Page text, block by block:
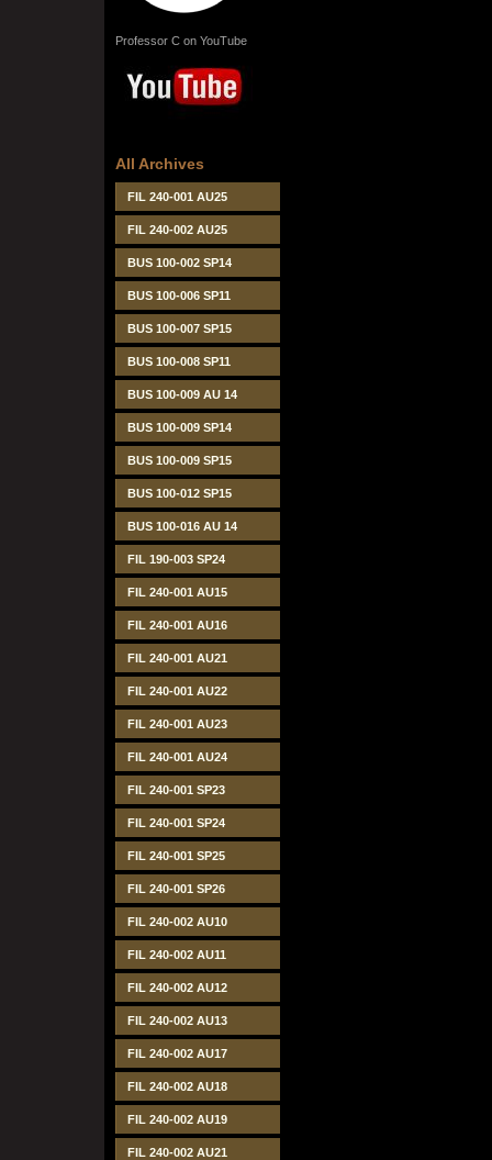
Professor C on YouTube
All Archives
FIL 240-001 AU25
FIL 240-002 AU25
BUS 100-002 SP14
BUS 100-006 SP11
BUS 100-007 SP15
BUS 100-008 SP11
BUS 100-009 AU 14
BUS 100-009 SP14
BUS 100-009 SP15
BUS 100-012 SP15
BUS 100-016 AU 14
FIL 190-003 SP24
FIL 240-001 AU15
FIL 240-001 AU16
FIL 240-001 AU21
FIL 240-001 AU22
FIL 240-001 AU23
FIL 240-001 AU24
FIL 240-001 SP23
FIL 240-001 SP24
FIL 240-001 SP25
FIL 240-001 SP26
FIL 240-002 AU10
FIL 240-002 AU11
FIL 240-002 AU12
FIL 240-002 AU13
FIL 240-002 AU17
FIL 240-002 AU18
FIL 240-002 AU19
FIL 240-002 AU21